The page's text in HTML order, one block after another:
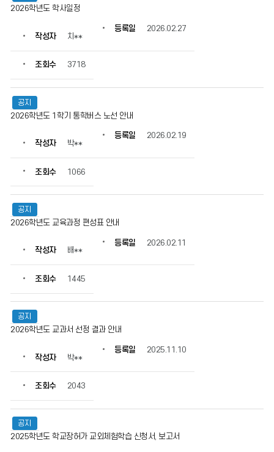
제
자,
일,
조
회
를
인
할
있
2026학년도 학사일정
작성자 치**
등록일 2026.02.27
조회수 3718
공지
2026학년도 1학기 통학버스 노선 안내
작성자 박**
등록일 2026.02.19
조회수 1066
공지
2026학년도 교육과정 편성표 안내
작성자 배**
등록일 2026.02.11
조회수 1445
공지
2026학년도 교과서 선정 결과 안내
작성자 박**
등록일 2025.11.10
조회수 2043
공지
2025학년도 학교장허가 교외체험학습 신청서, 보고서